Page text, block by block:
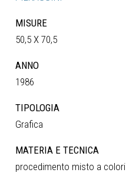
MISURE
50,5 X 70,5
ANNO
1986
TIPOLOGIA
Grafica
MATERIA E TECNICA
procedimento misto a colori